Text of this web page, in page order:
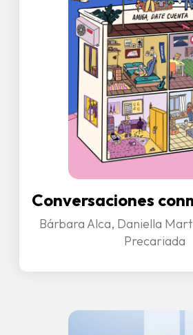
Conversaciones
Bárbara Alca, Daniella
Precariada